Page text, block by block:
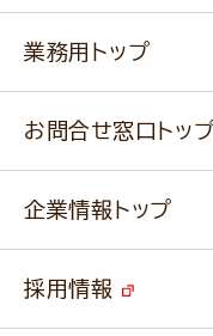
新商品・リニューアル商品
通販サイト一覧
作り方動画
みなさまのレシピはこち
ふっくらパンをつくりま
キャンペーン
業務用トップ
ニップンの アマニ 業務用
ベジカフェブランドサイト
お問合せ窓口トッ
改善事例
企業情報トップ
採用情報